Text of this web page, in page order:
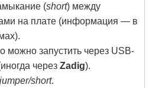
(short) между
на плате (информация — в
можно запустить через USB-
черезZadig).
jumper/short.